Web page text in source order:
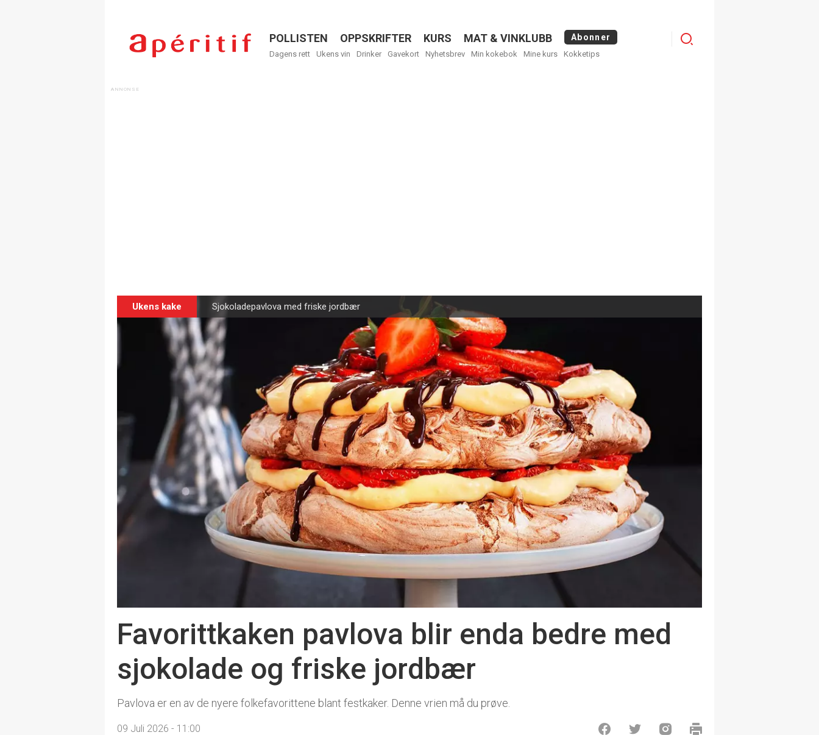
Menu
POLLISTEN OPPSKRIFTER KURS MAT & VINKLUBB Abonner
Dagens rett Ukens vin Drinker Gavekort Nyhetsbrev Min kokebok Mine kurs Kokketips
Logg
Ukens kake Sjokoladepavlova med friske jordbær
Favorittkaken pavlova blir enda bedre med
sjokolade og friske jordbær
Pavlova er en av de nyere folkefavorittene blant festkaker. Denne vrien må du prøve.
09 Juli 2026 - 11:00